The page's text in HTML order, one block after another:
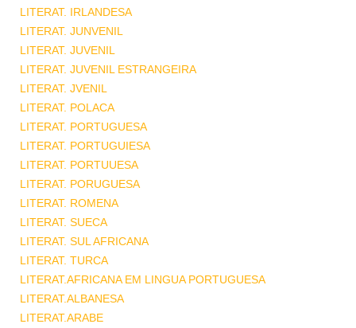
LITERAT. IRLANDESA
LITERAT. JUNVENIL
LITERAT. JUVENIL
LITERAT. JUVENIL ESTRANGEIRA
LITERAT. JVENIL
LITERAT. POLACA
LITERAT. PORTUGUESA
LITERAT. PORTUGUIESA
LITERAT. PORTUUESA
LITERAT. PORUGUESA
LITERAT. ROMENA
LITERAT. SUECA
LITERAT. SUL AFRICANA
LITERAT. TURCA
LITERAT.AFRICANA EM LINGUA PORTUGUESA
LITERAT.ALBANESA
LITERAT.ARABE